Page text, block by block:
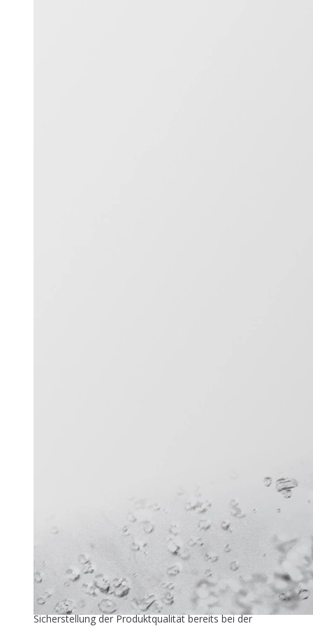
Zuver­läs­si­ge Füllstandmessung
26. Mai 2026
In der industriellen Speiseeisproduktion beginnt die
Sicherstellung der Produktqualität bereits bei der